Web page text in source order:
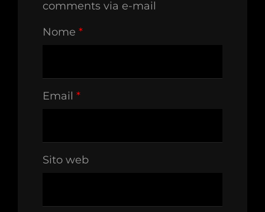
comments via e-mail
Nome *
Email *
Sito web